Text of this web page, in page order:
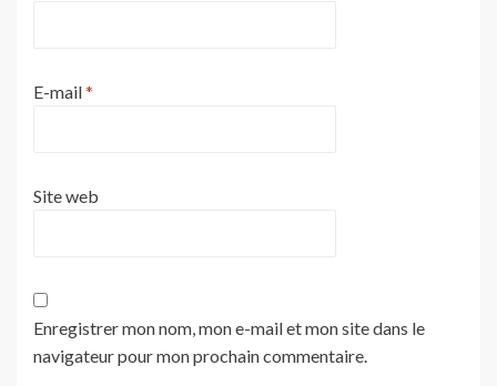
E-mail*
Site web
Enregistrer mon nom, mon e-mail et mon site dans le
navigateur pour mon prochain commentaire.